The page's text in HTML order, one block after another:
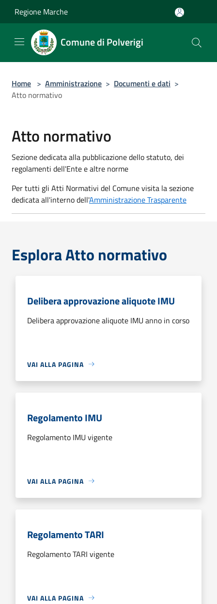
Regione Marche
Comune di Polverigi
Home > Amministrazione > Documenti e dati >
Atto normativo
Atto normativo
Sezione dedicata alla pubblicazione dello statuto, dei
regolamenti dell'Ente e altre norme
Per tutti gli Atti Normativi del Comune visita la sezione
dedicata all'interno dell'Amministrazione Trasparente
Esplora Atto normativo
Delibera approvazione aliquote IMU
Delibera approvazione aliquote IMU anno in corso
VAI ALLA PAGINA
Regolamento IMU
Regolamento IMU vigente
VAI ALLA PAGINA
Regolamento TARI
Regolamento TARI vigente
VAI ALLA PAGINA